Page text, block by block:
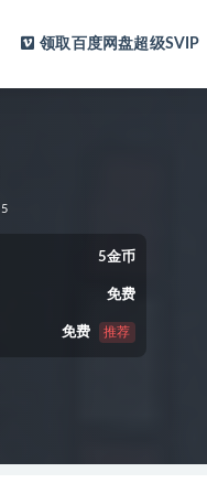
领取百度网盘超级SVIP
5
5金币
免费
免费 推荐